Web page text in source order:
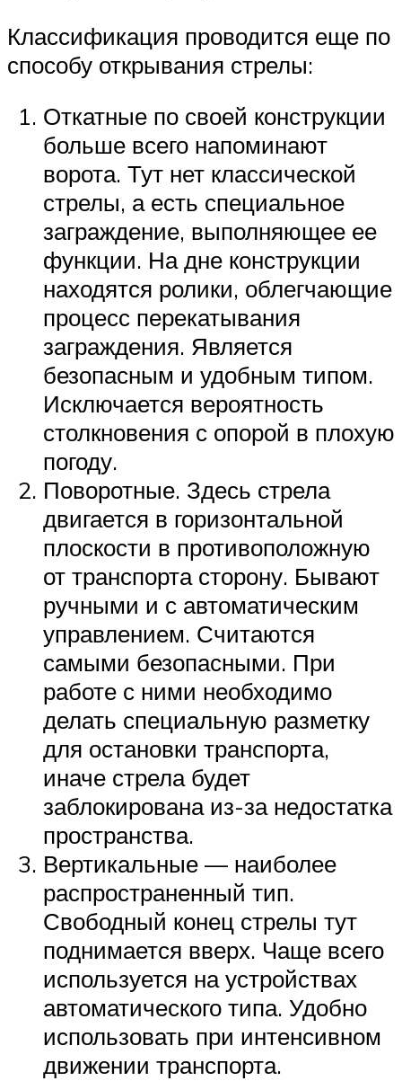
Классификация проводится еще по
способу открывания стрелы:
Откатные по своей конструкции
больше всего напоминают
ворота. Тут нет классической
стрелы, а есть специальное
заграждение, выполняющее ее
функции. На дне конструкции
находятся ролики, облегчающие
процесс перекатывания
заграждения. Является
безопасным и удобным типом.
Исключается вероятность
столкновения с опорой в плохую
погоду.
Поворотные. Здесь стрела
двигается в горизонтальной
плоскости в противоположную
от транспорта сторону. Бывают
ручными и с автоматическим
управлением. Считаются
самыми безопасными. При
работе с ними необходимо
делать специальную разметку
для остановки транспорта,
иначе стрела будет
заблокирована из-за недостатка
пространства.
Вертикальные — наиболее
распространенный тип.
Свободный конец стрелы тут
поднимается вверх. Чаще всего
используется на устройствах
автоматического типа. Удобно
использовать при интенсивном
движении транспорта.